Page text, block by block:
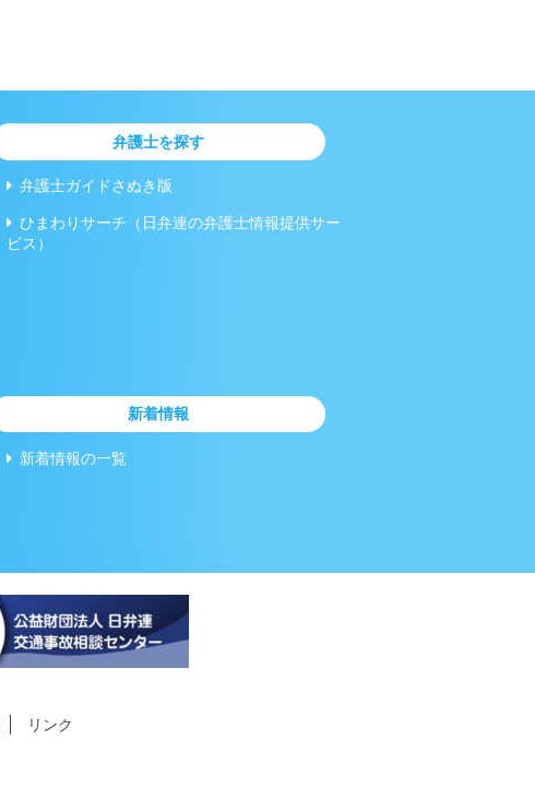
弁護士を探す
弁護士ガイドさぬき版
ひまわりサーチ（日弁連の弁護士情報提供サー
ビス）
新着情報
新着情報の一覧
リンク